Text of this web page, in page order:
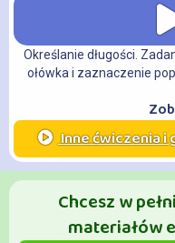
Określanie długości.
ołówka i zaznaczenie
Inne ćwiczenia i
Chcesz w
materiałów